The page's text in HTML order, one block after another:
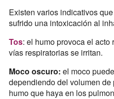
Existen varios indicativos
sufrido una intoxicación al
Tos: el humo provoca el acto
vías respiratorias se irritan.
Moco oscuro: el moco
dependiendo del volumen
humo que haya en los